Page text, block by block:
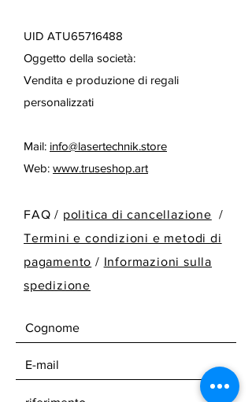
UID ATU65716488
Oggetto della società:
Vendita e produzione di regali
personalizzati
Mail: info@lasertechnik.store
Web: www.truseshop.art
FAQ / politica di cancellazione
/
Termini e condizioni e metodi di
pagamento / Informazioni sulla
spedizione